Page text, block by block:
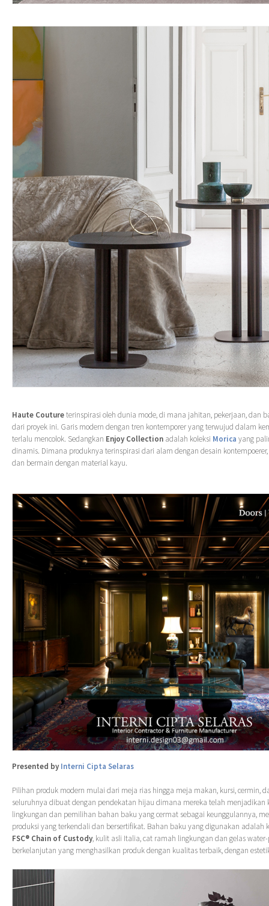
Haute Coutureterinspirasi oleh dunia mode, di mana jahitan, pekerjaan, dan
dari proyek ini. Garis modern dengan tren kontemporer yang terwujud dalam
terlalu mencolok. Sedangkan Enjoy Collection adalah koleksi Morica yang
dinamis. Dimana produknya terinspirasi dari alam dengan desain
dan bermain dengan material kayu.
Presented by Interni Cipta Selaras
Pilihan produk modern mulai dari meja rias hingga meja makan, kursi, cermin,
seluruhnya dibuat dengan pendekatan hijau dimana mereka telah menjadikan
lingkungan dan pemilihan bahan baku yang cermat sebagai keunggulannya,
produksi yang terkendali dan bersertifikat. Bahan baku yang digunakan adalah
FSC® Chain of Custody, kulit asli Italia, cat ramah lingkungan dan gelas
berkelanjutan yang menghasilkan produk dengan kualitas terbaik, dengan